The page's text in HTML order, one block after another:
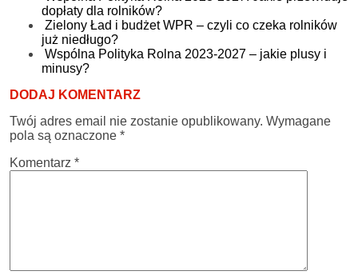
dopłaty dla rolników?
Zielony Ład i budżet WPR – czyli co czeka rolników
już niedługo?
Wspólna Polityka Rolna 2023-2027 – jakie plusy i
minusy?
DODAJ KOMENTARZ
Twój adres email nie zostanie opublikowany. Wymagane
pola są oznaczone *
Komentarz *